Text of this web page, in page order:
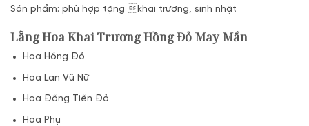
Sản phẩm: phù hợp tặng khai trương, sinh nhật
Lẵng Hoa Khai Trương Hồng Đỏ May Mắn
Hoa Hồng Đỏ
Hoa Lan Vũ Nữ
Hoa Đồng Tiền Đỏ
Hoa Phụ